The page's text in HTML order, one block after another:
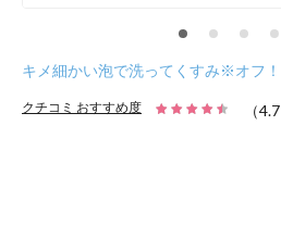
キメ細かい泡で洗ってくすみ※オフ！
クチコミ おすすめ度 （4.7